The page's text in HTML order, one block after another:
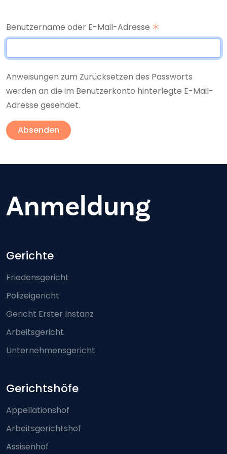
Benutzername oder E-Mail-Adresse
Anweisungen zum Zurücksetzen des Passworts
werden an die im Benutzerkonto hinterlegte E-Mail-
Adresse gesendet.
Anmeldung
Footer-menu
Gerichte
Friedensgericht
Polizeigericht
Gericht Erster Instanz
Arbeitsgericht
Unternehmensgericht
Gerichtshöfe
Appellationshof
Arbeitsgerichtshof
Assisenhof